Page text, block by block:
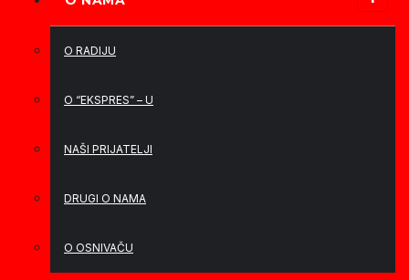
O RADIJU
O “EKSPRES” – U
NAŠI PRIJATELJI
DRUGI O NAMA
O OSNIVAČU